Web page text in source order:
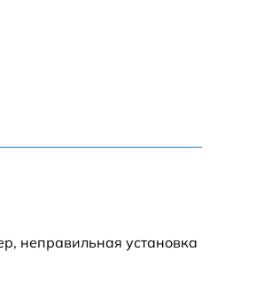
неправильная установка